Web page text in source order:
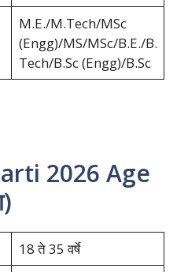
M.E./M.Tech/MSc
(Engg)/MS/MSc/B.E./B.
Tech/B.Sc (Engg)/B.Sc
2026 Age
18 ते 35 वर्षे